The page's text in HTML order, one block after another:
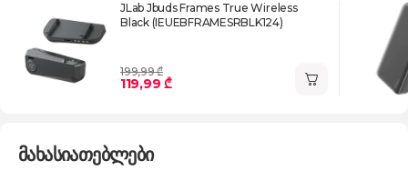
JLab Jbuds Frames True Wireless
Black (IEUEBFRAMESRBLK124)
199,99 ₾
119,99 ₾
მახასიათებლები